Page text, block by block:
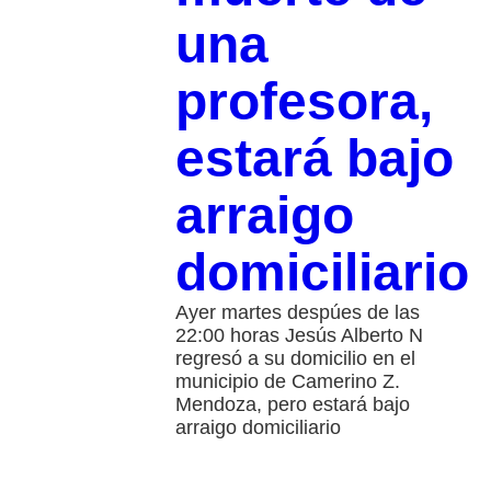
una
profesora,
estará bajo
arraigo
domiciliario
Ayer martes despúes de las
22:00 horas Jesús Alberto N
regresó a su domicilio en el
municipio de Camerino Z.
Mendoza, pero estará bajo
arraigo domiciliario